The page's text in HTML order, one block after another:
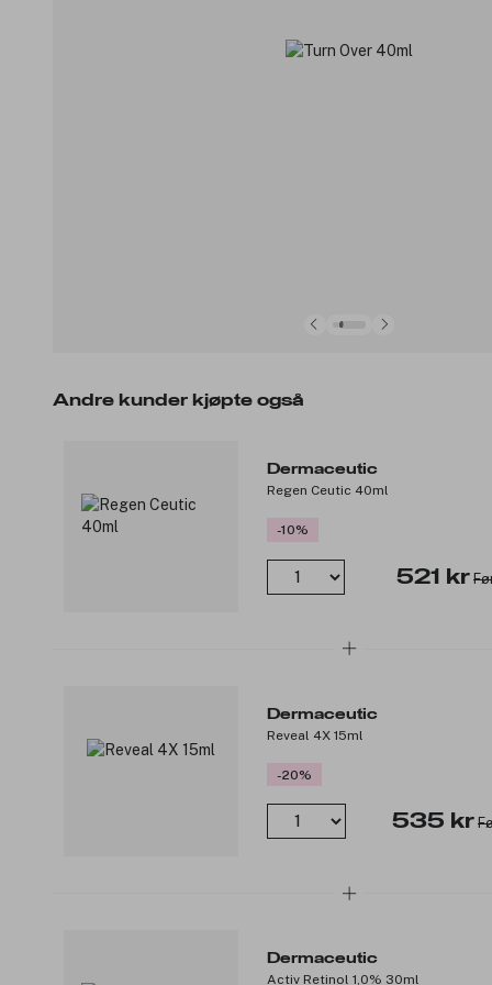
Andre kunder kjøpte også
Dermaceutic
Regen Ceutic 40ml
-10%
521 kr
Dermaceutic
Reveal 4X 15ml
-20%
535 kr
Dermaceutic
Activ Retinol 1,0% 30ml